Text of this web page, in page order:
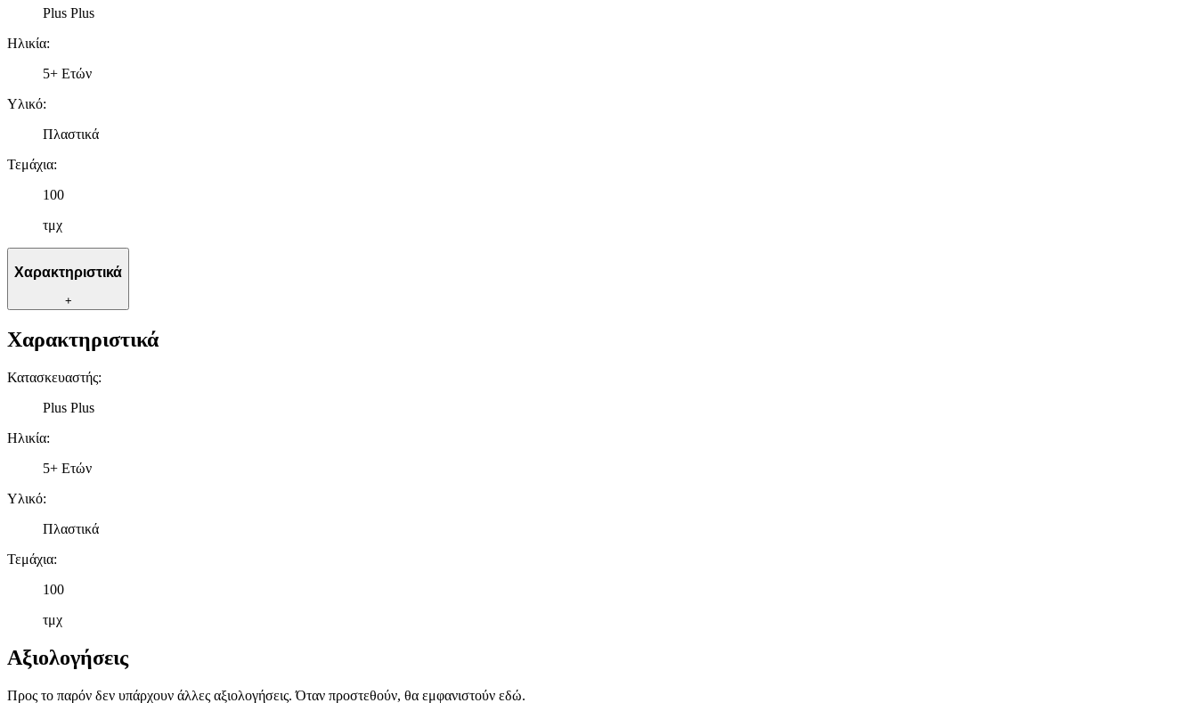
Plus Plus
Ηλικία:
5+ Ετών
Υλικό:
Πλαστικά
Τεμάχια:
100
τμχ
Χαρακτηριστικά
+
Χαρακτηριστικά
Κατασκευαστής:
Plus Plus
Ηλικία:
5+ Ετών
Υλικό:
Πλαστικά
Τεμάχια:
100
τμχ
Αξιολογήσεις
Προς το παρόν δεν υπάρχουν άλλες αξιολογήσεις. Όταν προστεθούν, θα εμφανιστούν εδώ.